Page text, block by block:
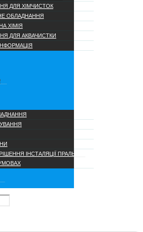
ДЛЯ ХІМЧИСТОК
ОБЛАДНАННЯ
ХІМІЯ
ДЛЯ АКВАЧИСТКИ
ІНСТАЛЯЦІЇ ПРАЛЬНІ В